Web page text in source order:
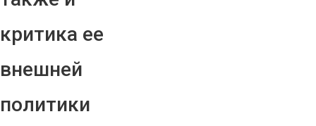
критика ее
внешней
политики